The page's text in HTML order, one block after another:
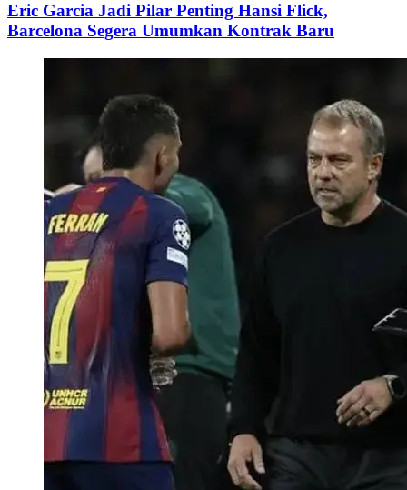
Eric Garcia Jadi Pilar Penting Hansi Flick,
Barcelona Segera Umumkan Kontrak Baru